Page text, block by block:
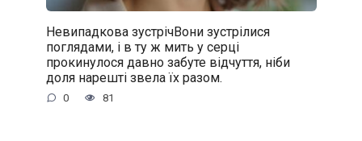
Невипадкова зустрічВони зустрілися
поглядами, і в ту ж мить у серці
прокинулося давно забуте відчуття, ніби
доля нарешті звела їх разом.
0 81